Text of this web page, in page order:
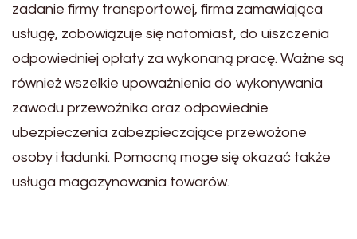
zadanie firmy transportowej, firma zamawiająca
usługę, zobowiązuje się natomiast, do uiszczenia
odpowiedniej opłaty za wykonaną pracę. Ważne są
również wszelkie upoważnienia do wykonywania
zawodu przewoźnika oraz odpowiednie
ubezpieczenia zabezpieczające przewożone
osoby i ładunki. Pomocną moge się okazać także
usługa magazynowania towarów.